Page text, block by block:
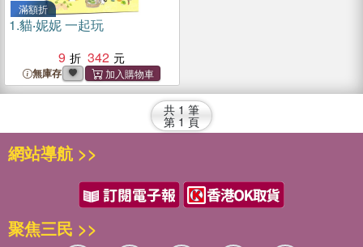
滿額折
1.貓‧妮妮 一起玩
9
342
無庫存
共 1 筆
第 1 頁
網站導航 >>
聚焦三民 >>